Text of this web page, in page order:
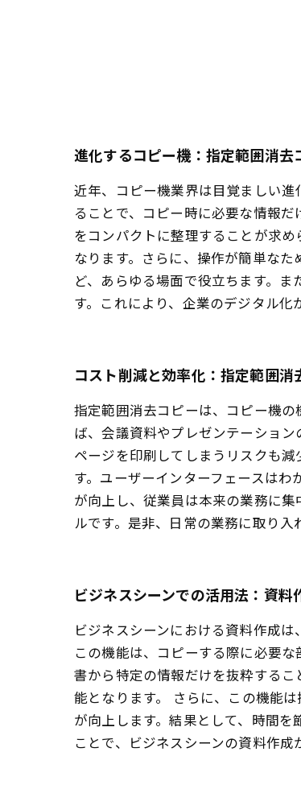
進化するコピー機：指定範囲消去
近年、コピー機業界は目覚ましい
ることで、コピー時に必要な情報
をコンパクトに整理することが求
なります。さらに、操作が簡単な
ど、あらゆる場面で役立ちます。
す。これにより、企業のデジタル化
コスト削減と効率化：指定範囲消
指定範囲消去コピーは、コピー機
ば、会議資料やプレゼンテーショ
ページを印刷してしまうリスクも
す。ユーザーインターフェースは
が向上し、従業員は本来の業務に
ルです。是非、日常の業務に取り入
ビジネスシーンでの活用法：資料
ビジネスシーンにおける資料作成
この機能は、コピーする際に必要
書から特定の情報だけを抜粋する
能となります。 さらに、この機能
が向上します。結果として、時間
ことで、ビジネスシーンの資料作成